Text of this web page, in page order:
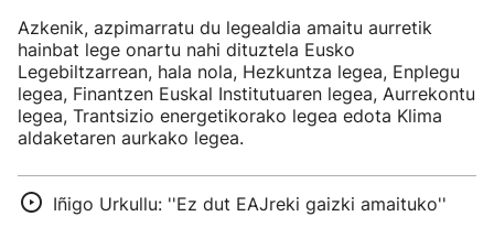
Azkenik, azpimarratu du legealdia amaitu aurretik
hainbat lege onartu nahi dituztela Eusko
Legebiltzarrean, hala nola, Hezkuntza legea, Enplegu
legea, Finantzen Euskal Institutuaren legea, Aurrekontu
legea, Trantsizio energetikorako legea edota Klima
aldaketaren aurkako legea.
Iñigo Urkullu: ''Ez dut EAJreki gaizki amaituko''